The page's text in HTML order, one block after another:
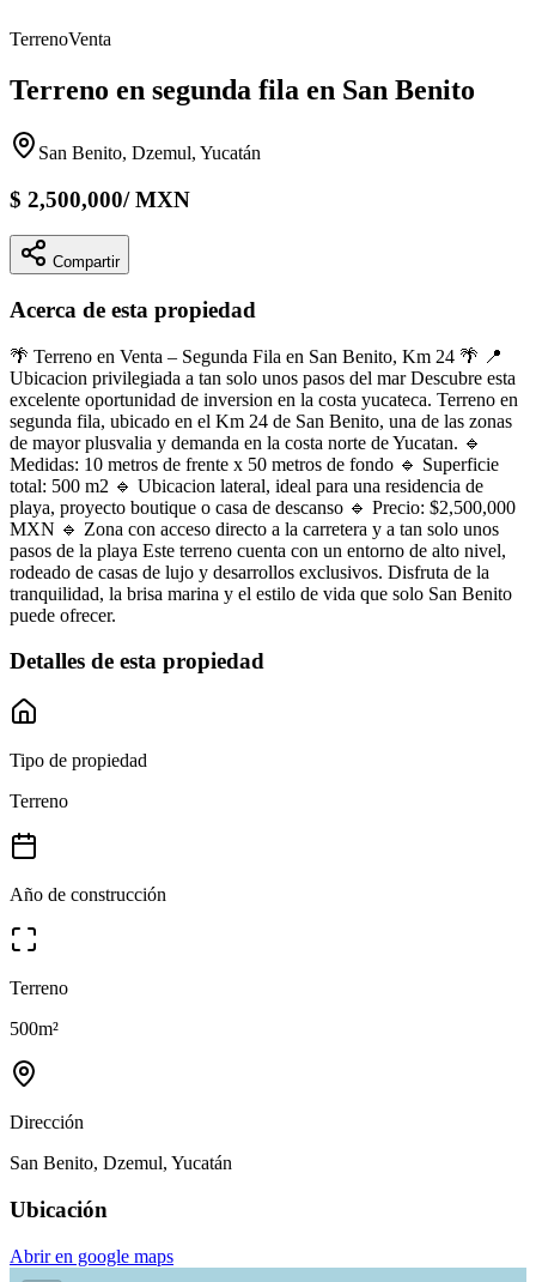
TerrenoVenta
Terreno en segunda fila en San Benito
San Benito, Dzemul, Yucatán
$ 2,500,000/MXN
Compartir
Acerca de esta propiedad
🌴 Terreno en Venta – Segunda Fila en San Benito, Km 24 🌴 📍
Ubicacion privilegiada a tan solo unos pasos del mar Descubre esta
excelente oportunidad de inversion en la costa yucateca. Terreno en
segunda fila, ubicado en el Km 24 de San Benito, una de las zonas
de mayor plusvalia y demanda en la costa norte de Yucatan. 🔹
Medidas: 10 metros de frente x 50 metros de fondo 🔹 Superficie
total: 500 m2 🔹 Ubicacion lateral, ideal para una residencia de
playa, proyecto boutique o casa de descanso 🔹 Precio: $2,500,000
MXN 🔹 Zona con acceso directo a la carretera y a tan solo unos
pasos de la playa Este terreno cuenta con un entorno de alto nivel,
rodeado de casas de lujo y desarrollos exclusivos. Disfruta de la
tranquilidad, la brisa marina y el estilo de vida que solo San Benito
puede ofrecer.
Detalles de esta propiedad
Tipo de propiedad
Terreno
Año de construcción
Terreno
500m²
Dirección
San Benito, Dzemul, Yucatán
Ubicación
Abrir en google maps